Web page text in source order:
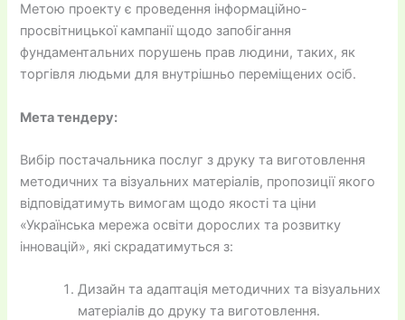
Метою проекту є проведення інформаційно-
просвітницької кампанії щодо запобігання
фундаментальних порушень прав людини, таких, як
торгівля людьми для внутрішньо переміщених осіб.
Мета тендеру:
Вибір постачальника послуг з друку та виготовлення
методичних та візуальних матеріалів, пропозиції якого
відповідатимуть вимогам щодо якості та ціни
«Українська мережа освіти дорослих та розвитку
інновацій», які скрадатимуться з:
Дизайн та адаптація методичних та візуальних
матеріалів до друку та виготовлення.